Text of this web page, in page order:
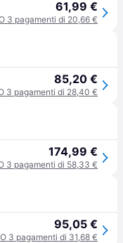
61,99 €
3 pagamenti di 20,66 €
85,20 €
3 pagamenti di 28,40 €
174,99 €
3 pagamenti di 58,33 €
95,05 €
O 3 pagamenti di 31,68 €